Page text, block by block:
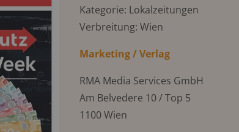
Kategorie: Lokalzeitungen
Verbreitung: Wien
Marketing / Verlag
RMA Media Services GmbH
Am Belvedere 10 / Top 5
1100 Wien